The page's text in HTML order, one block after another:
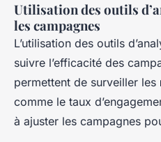
Utilisation des outils
les campagnes
L’utilisation des outils
suivre l’efficacité des
permettent de surveiller les
comme le taux
à ajuster les campagnes